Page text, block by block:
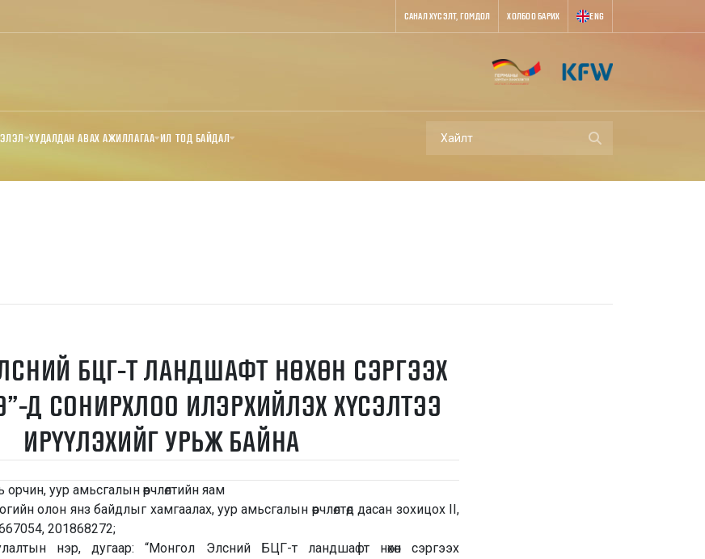
САНАЛ ХҮСЭЛТ, ГОМДОЛ ХОЛБОО БАРИХ ENG
ХУДАЛДАН АВАХ АЖИЛЛАГАА ИЛ ТОД БАЙДАЛ
БЦГ-Т ЛАНДШАФТ НӨХӨН СЭРГЭЭХ
Д СОНИРХЛОО ИЛЭРХИЙЛЭХ ХҮСЭЛТЭЭ
ИРҮҮЛЭХИЙГ УРЬЖ БАЙНА
уур амьсгалын өөрчлөлтийн яам
олон янз байдлыг хамгаалах, уур амьсгалын өөрчлөлтөд дасан зохицох II,
201868272;
нэр, дугаар: “Монгол Элсний БЦГ-т ландшафт нөхөн сэргээх